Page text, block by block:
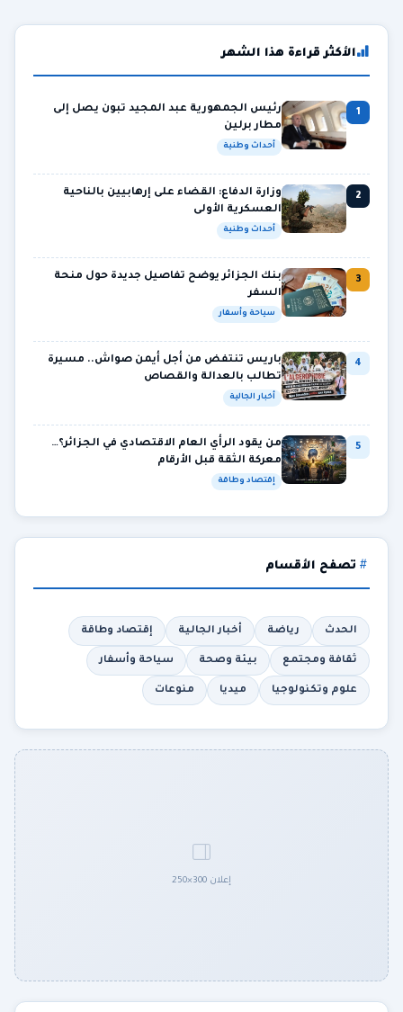
الأكثر قراءة هذا الشهر
1
رئيس الجمهورية عبد المجيد تبون يصل إلى
مطار برلين
أحداث وطنية
2
وزارة الدفاع: القضاء على إرهابيين بالناحية
العسكرية الأولى
أحداث وطنية
3
بنك الجزائر يوضح تفاصيل جديدة حول منحة
السفر
سياحة وأسفار
4
باريس تنتفض من أجل أيمن صواش.. مسيرة
تطالب بالعدالة والقصاص
أخبار الجالية
5
من يقود الرأي العام الاقتصادي في الجزائر؟…
معركة الثقة قبل الأرقام
إقتصاد وطاقة
تصفح الأقسام
الحدث رياضة أخبار الجالية إقتصاد وطاقة
ثقافة ومجتمع بيئة وصحة سياحة وأسفار
علوم وتكنولوجيا ميديا منوعات
إعلان 300×250